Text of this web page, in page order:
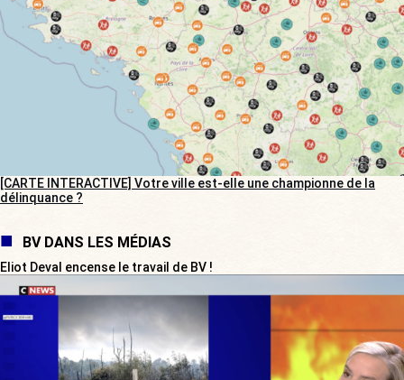
[CARTE INTERACTIVE] Votre ville est-elle une championne de la
délinquance ?
BV DANS LES MÉDIAS
Eliot Deval encense le travail de BV !